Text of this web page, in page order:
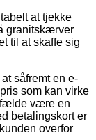
at tjekke
granitskærver
til at skaffe sig
såfremt en e-
som kan virke
være en
betalingskort er
overfor